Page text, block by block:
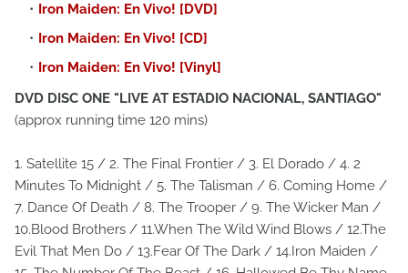
Iron Maiden: En Vivo! [DVD]
Iron Maiden: En Vivo! [CD]
Iron Maiden: En Vivo! [Vinyl]
DVD DISC ONE "LIVE AT ESTADIO NACIONAL, SANTIAGO"
(approx running time 120 mins)
1. Satellite 15 / 2. The Final Frontier / 3. El Dorado / 4. 2
Minutes To Midnight / 5. The Talisman / 6. Coming Home /
7. Dance Of Death / 8. The Trooper / 9. The Wicker Man /
10.Blood Brothers / 11.When The Wild Wind Blows / 12.The
Evil That Men Do / 13.Fear Of The Dark / 14.Iron Maiden /